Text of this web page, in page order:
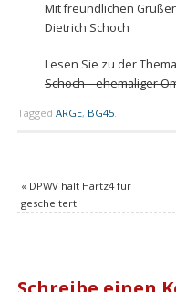
Mit freundlichen
Dietrich Schoch
Lesen Sie zu der
Schoch – ehemaliger
Tagged ARGE, BG45.
«DPWV hält Hartz4 für
gescheitert